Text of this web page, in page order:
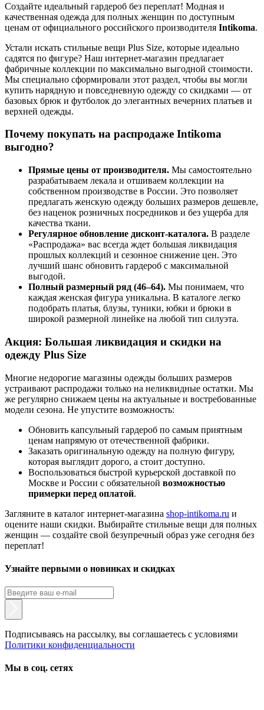
Создайте идеальный гардероб без переплат! Модная и
качественная одежда для полных женщин по доступным
ценам от официального российского производителя Intikoma.
Устали искать стильные вещи Plus Size, которые идеально
садятся по фигуре? Наш интернет-магазин предлагает
фабричные коллекции по максимально выгодной стоимости.
Мы специально сформировали этот раздел, чтобы вы могли
купить нарядную и повседневную одежду со скидками — от
базовых брюк и футболок до элегантных вечерних платьев и
верхней одежды.
Почему покупать на распродаже Intikoma
выгодно?
Прямые цены от производителя. Мы самостоятельно
разрабатываем лекала и отшиваем коллекции на
собственном производстве в России. Это позволяет
предлагать женскую одежду больших размеров дешевле,
без наценок розничных посредников и без ущерба для
качества ткани.
Регулярное обновление дисконт-каталога. В разделе
«Распродажа» вас всегда ждет большая ликвидация
прошлых коллекций и сезонное снижение цен. Это
лучший шанс обновить гардероб с максимальной
выгодой.
Полный размерный ряд (46–64). Мы понимаем, что
каждая женская фигура уникальна. В каталоге легко
подобрать платья, блузы, туники, юбки и брюки в
широкой размерной линейке на любой тип силуэта.
Акция: Большая ликвидация и скидки на
одежду Plus Size
Многие недорогие магазины одежды больших размеров
устраивают распродажи только на неликвидные остатки. Мы
же регулярно снижаем цены на актуальные и востребованные
модели сезона. Не упустите возможность:
Обновить капсульный гардероб по самым приятным
ценам напрямую от отечественной фабрики.
Заказать оригинальную одежду на полную фигуру,
которая выглядит дорого, а стоит доступно.
Воспользоваться быстрой курьерской доставкой по
Москве и России с обязательной возможностью
примерки перед оплатой.
Загляните в каталог интернет-магазина shop-intikoma.ru и
оцените наши скидки. Выбирайте стильные вещи для полных
женщин — создайте свой безупречный образ уже сегодня без
переплат!
Узнайте первыми о новинках и скидках
Подписываясь на рассылку, вы соглашаетесь с условиями
Политики конфиденциальности
Мы в соц. сетях